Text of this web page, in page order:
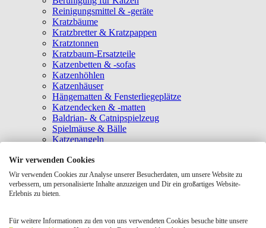
Reinigungsmittel & -geräte
Kratzbäume
Kratzbretter & Kratzpappen
Kratztonnen
Kratzbaum-Ersatzteile
Katzenbetten & -sofas
Katzenhöhlen
Katzenhäuser
Hängematten & Fensterliegeplätze
Katzendecken & -matten
Baldrian- & Catnipspielzeug
Spielmäuse & Bälle
Katzenangeln
Laserpointer & Elektrospielzeug
Katzentunnel
Clicker & Target Sticks für Katzen
Weiteres Katzenspielzeug
Tragetaschen
Wir verwenden Cookies
Wir verwenden Cookies zur Analyse unserer Besucherdaten, um unsere Website zu
verbessern, um personalisierte Inhalte anzuzeigen und Dir ein großartiges Website-
Erlebnis zu bieten.
Für weitere Informationen zu den von uns verwendeten Cookies besuche bitte unsere